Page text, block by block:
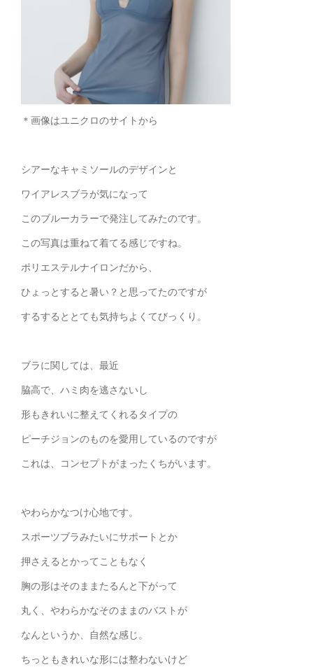
＊画像はユニクロのサイトから
シアーなキャミソールのデザインと
ワイアレスブラが気になって
このブルーカラーで発注してみたのです。
この写真は重ねて着てる感じですね。
ポリエステルナイロンだから、
ひょっとすると暑い？と思ってたのですが
するするととても気持ちよくてびっくり。
ブラに関しては、最近
脇高で、ハミ肉を逃さないし
形もきれいに整えてくれるタイプの
ピーチジョンのものを愛用しているのですが
これは、コンセプトがまったくちがいます。
やわらかなつけ心地です。
スポーツブラみたいにサポートとか
押さえるとかってこともなく
胸の形はそのままたるんと下がって
丸く、やわらかなそのままのバストが
なんというか、自然な感じ。
ちっともきれいな形には整わないけど